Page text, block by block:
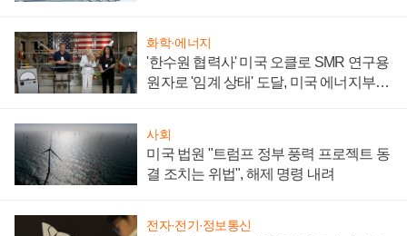
화학·에너지
'한수원 협력사' 미국 오클로 SMR 연구용
원자로 '임계 상태' 도달, 미국 에너지부
사회
미국 법원 "트럼프 정부 풍력 프로젝트 동
결 조치는 위법", 해제 명령 내려
전자·전기·정보통신